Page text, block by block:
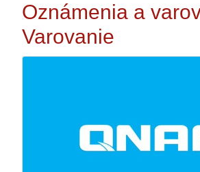
Oznámenia a
Varovanie